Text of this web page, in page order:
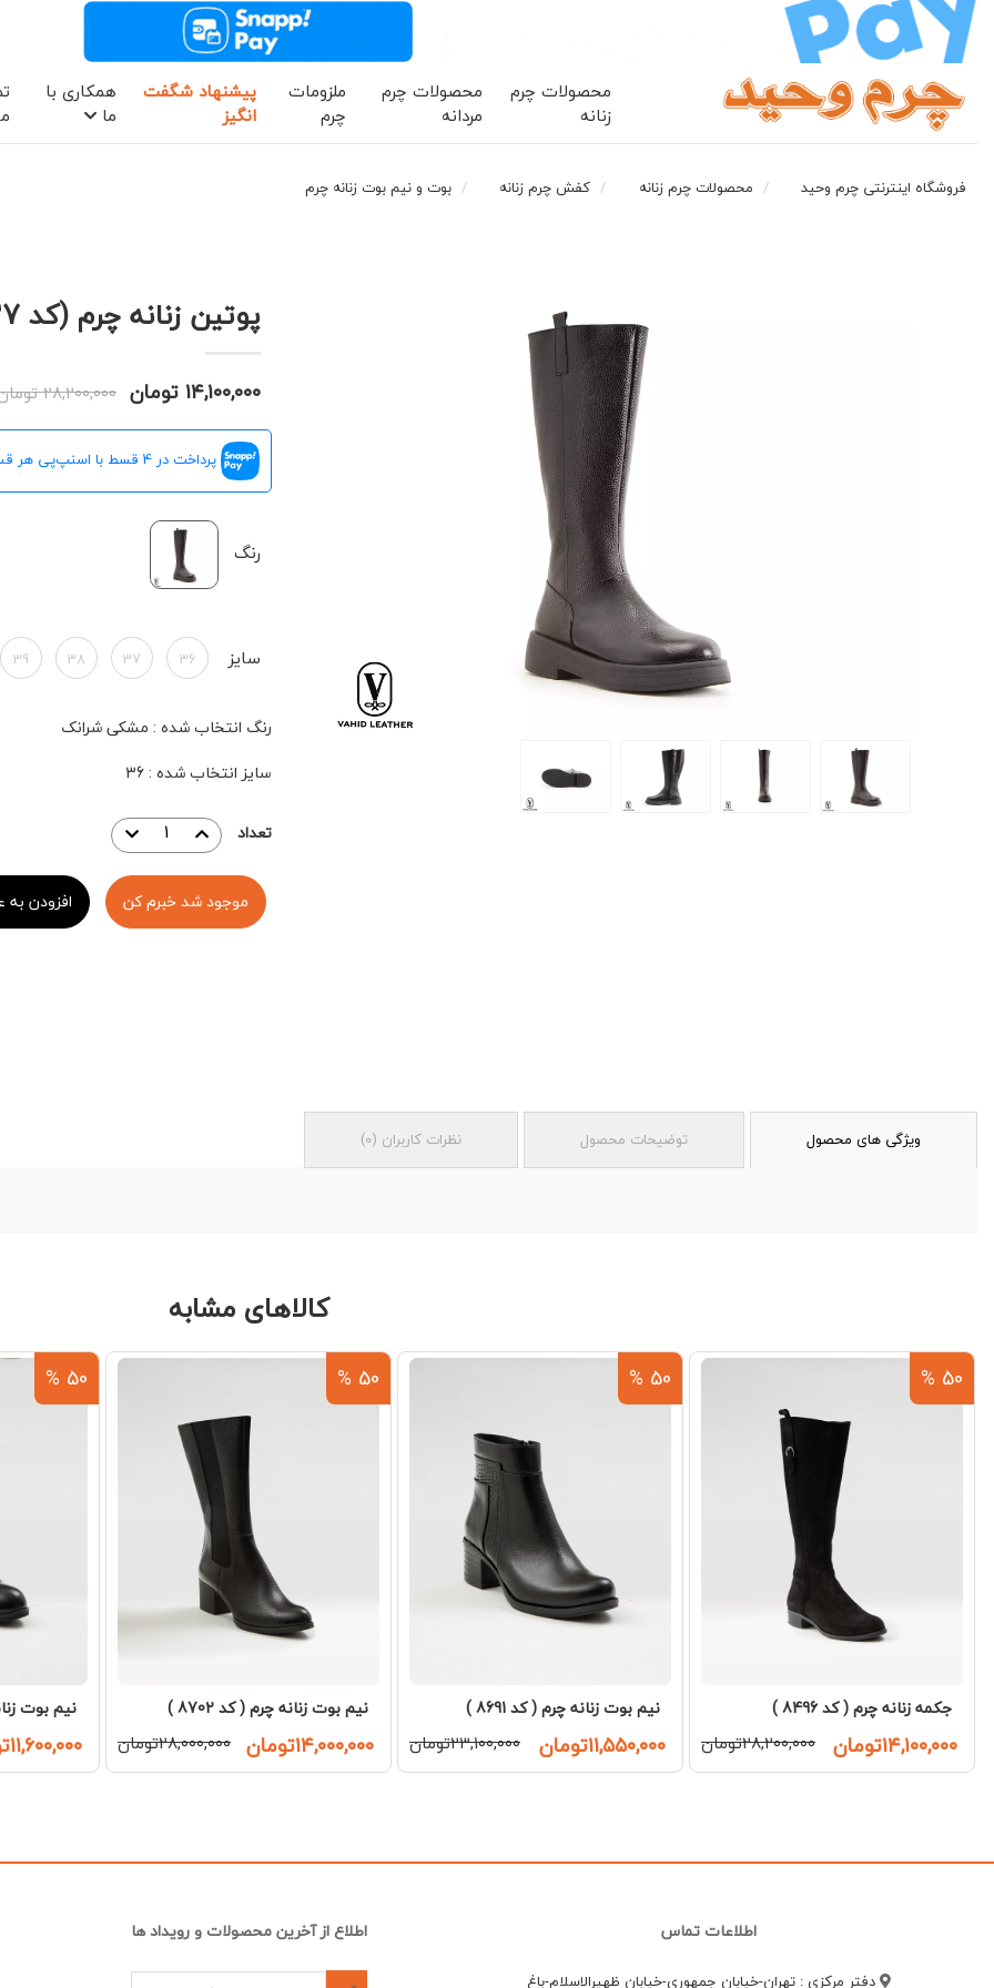
محصولات چرم
زنانه
محصولات چرم
مردانه
ملزومات
چرم
پیشنهاد شگفت
انگیز
همکاری با
ما
فروشگاه اینترنتی چرم وحید محصولات چرم زنانه کفش چرم زنانه بوت و نیم بوت زنانه چرم
پوتین زنانه چرم (کد 8727)
۱۴,۱۰۰,۰۰۰ تومان ۲۸,۲۰۰,۰۰۰ تومان
پرداخت در 4 قسط با اسنپ‌پی هر قسط
رنگ
سایز 36
37
38
39
رنگ انتخاب شده : مشکی شرانک
سایز انتخاب شده :
36
تعداد
موجود شد خبرم کن افزودن به
ویژگی های محصول توضیحات محصول نظرات کاربران (
0
)
کالاهای مشابه
50 %
جکمه زنانه چرم ( کد 8496 )
۱۴,۱۰۰,۰۰۰تومان ۲۸,۲۰۰,۰۰۰تومان
50 %
نیم بوت زنانه چرم ( کد 8691 )
۱۱,۵۵۰,۰۰۰تومان ۲۳,۱۰۰,۰۰۰تومان
50 %
نیم بوت زنانه چرم ( کد 8702 )
۱۴,۰۰۰,۰۰۰تومان ۲۸,۰۰۰,۰۰۰تومان
50 %
نیم بوت
۱۱,۶۰۰,۰۰۰تومان
اطلاعات تماس
دفتر مرکزی : تهران-خیابان جمهوری-خیابان ظهیرالاسلام-باغ
اطلاع از آخرین محصولات و رویداد ها